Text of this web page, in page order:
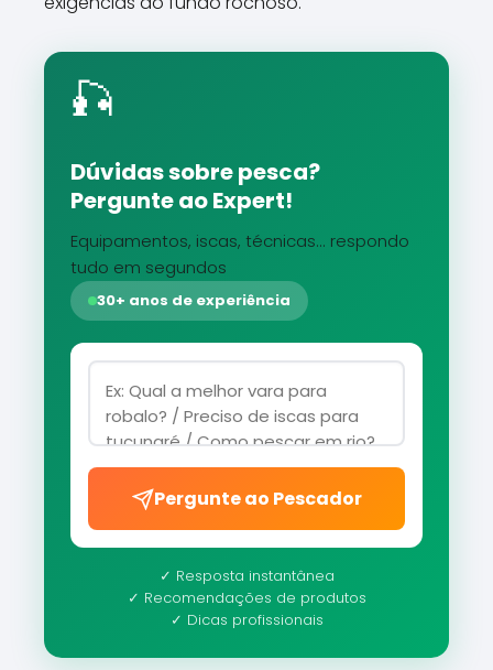
🎣
Dúvidas sobre pesca?
Pergunte ao Expert!
Equipamentos, iscas, técnicas... respondo
tudo em segundos
30+ anos de experiência
Pergunte ao Pescador
✓ Resposta instantânea
✓ Recomendações de produtos
✓ Dicas profissionais